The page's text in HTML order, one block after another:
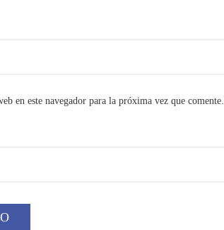
en este navegador para la próxima vez que comente.